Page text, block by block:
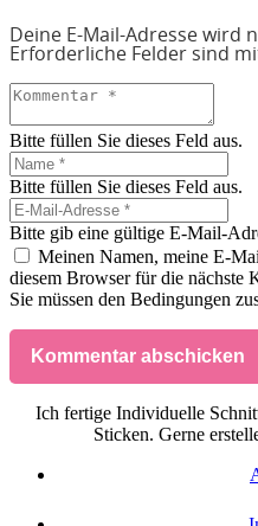
Deine E-Mail-Adresse wird
Erforderliche Felder sind
Bitte füllen Sie dieses Feld aus.
Bitte füllen Sie dieses Feld aus.
Bitte gib eine gültige E-Mail-
Meinen Namen, meine E-
diesem Browser für die nächste
Sie müssen den Bedingungen
Kommentar abschicken
Ich fertige Individuelle
Sticken. Gerne